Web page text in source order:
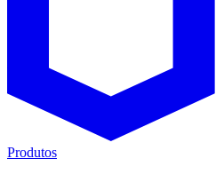
Produtos